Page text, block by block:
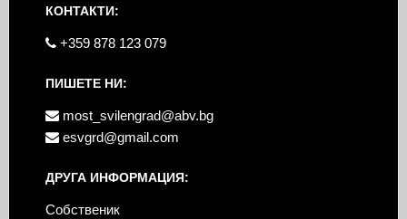
КОНТАКТИ:
+359 878 123 079
ПИШЕТЕ НИ:
most_svilengrad@abv.bg
esvgrd@gmail.com
ДРУГА ИНФОРМАЦИЯ:
Собственик